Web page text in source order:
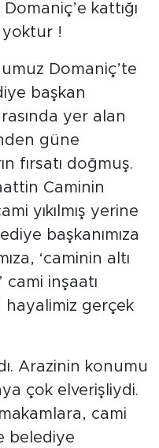
kattığı
yoktur !
Domaniç’te
başkan
yer alan
güne
fırsatı doğmuş.
Caminin
yıkılmış yerine
başkanımıza
‘caminin altı
inşaatı
gerçek
Arazinin konumu
çok elverişliydi.
cami
belediye